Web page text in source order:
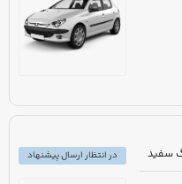
در انتظار ارسال پیشنهاد